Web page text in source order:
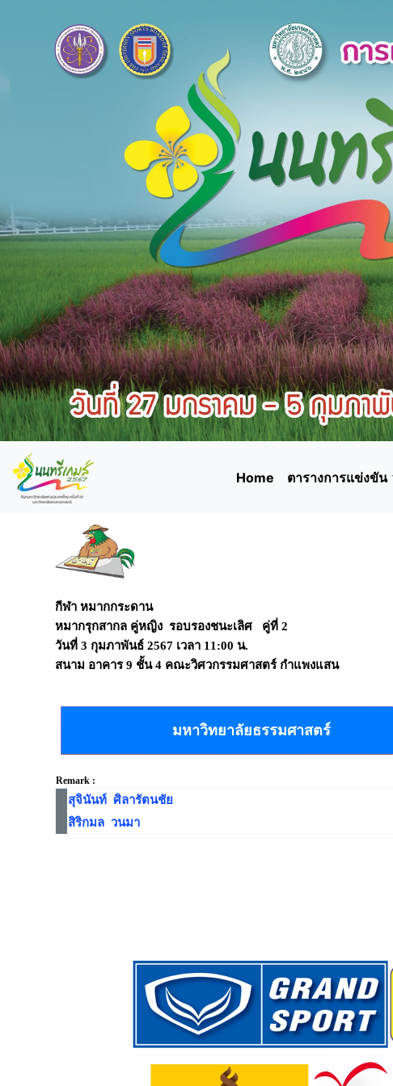
Home ตารางการแข่งขัน
กีฬา หมากกระดาน
หมากรุกสากล คู่หญิง รอบรองชนะเลิศ คู่ที่ 2
วันที่ 3 กุมภาพันธ์ 2567 เวลา 11:00 น.
สนาม อาคาร 9 ชั้น 4 คณะวิศวกรรมศาสตร์ กำแพงแสน
มหาวิทยาลัยธรรมศาสตร์
Remark :
สุจินันท์ ศิลารัตนชัย
สิริกมล วนมา